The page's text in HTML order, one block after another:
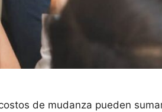
de mudanza pueden